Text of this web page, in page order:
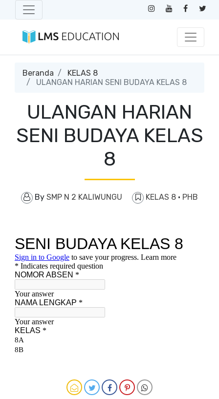
Beranda
KELAS 8
ULANGAN HARIAN SENI BUDAYA KELAS 8
ULANGAN HARIAN
SENI BUDAYA KELAS
8
By SMP N 2 KALIWUNGU KELAS 8 · PHB